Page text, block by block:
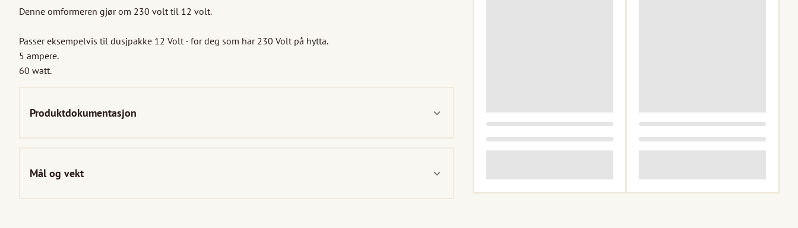
Denne omformeren gjør om 230 volt til 12 volt.
Passer eksempelvis til dusjpakke 12 Volt - for deg som har 230 Volt på hytta.
5 ampere.
60 watt.
Produktdokumentasjon
Mål og vekt